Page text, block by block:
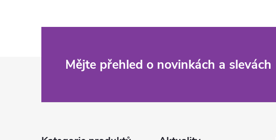
Mějte přehled o novinkách a slevách